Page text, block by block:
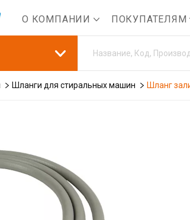
О КОМПАНИИ ПОКУПАТЕЛЯМ
Шланги для стиральных машин Шланг